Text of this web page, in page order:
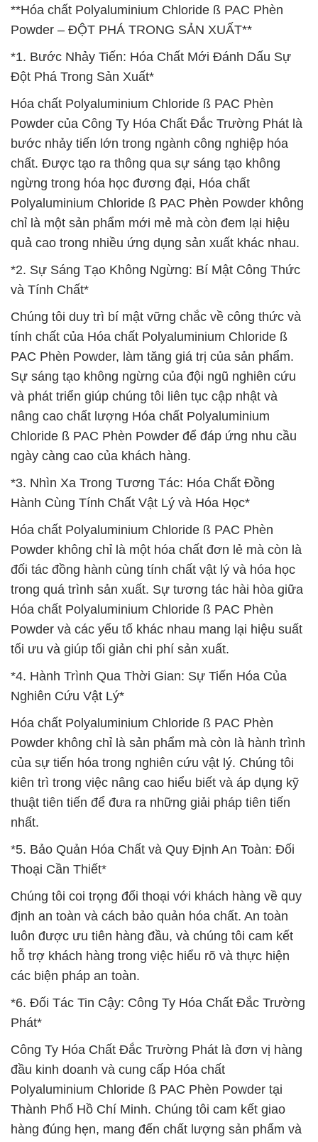
**Hóa chất Polyaluminium Chloride ß PAC Phèn
Powder – ĐỘT PHÁ TRONG SẢN XUẤT**
*1. Bước Nhảy Tiến: Hóa Chất Mới Đánh Dấu Sự
Đột Phá Trong Sản Xuất*
Hóa chất Polyaluminium Chloride ß PAC Phèn
Powder của Công Ty Hóa Chất Đắc Trường Phát là
bước nhảy tiến lớn trong ngành công nghiệp hóa
chất. Được tạo ra thông qua sự sáng tạo không
ngừng trong hóa học đương đại, Hóa chất
Polyaluminium Chloride ß PAC Phèn Powder không
chỉ là một sản phẩm mới mẻ mà còn đem lại hiệu
quả cao trong nhiều ứng dụng sản xuất khác nhau.
*2. Sự Sáng Tạo Không Ngừng: Bí Mật Công Thức
và Tính Chất*
Chúng tôi duy trì bí mật vững chắc về công thức và
tính chất của Hóa chất Polyaluminium Chloride ß
PAC Phèn Powder, làm tăng giá trị của sản phẩm.
Sự sáng tạo không ngừng của đội ngũ nghiên cứu
và phát triển giúp chúng tôi liên tục cập nhật và
nâng cao chất lượng Hóa chất Polyaluminium
Chloride ß PAC Phèn Powder để đáp ứng nhu cầu
ngày càng cao của khách hàng.
*3. Nhìn Xa Trong Tương Tác: Hóa Chất Đồng
Hành Cùng Tính Chất Vật Lý và Hóa Học*
Hóa chất Polyaluminium Chloride ß PAC Phèn
Powder không chỉ là một hóa chất đơn lẻ mà còn là
đối tác đồng hành cùng tính chất vật lý và hóa học
trong quá trình sản xuất. Sự tương tác hài hòa giữa
Hóa chất Polyaluminium Chloride ß PAC Phèn
Powder và các yếu tố khác nhau mang lại hiệu suất
tối ưu và giúp tối giản chi phí sản xuất.
*4. Hành Trình Qua Thời Gian: Sự Tiến Hóa Của
Nghiên Cứu Vật Lý*
Hóa chất Polyaluminium Chloride ß PAC Phèn
Powder không chỉ là sản phẩm mà còn là hành trình
của sự tiến hóa trong nghiên cứu vật lý. Chúng tôi
kiên trì trong việc nâng cao hiểu biết và áp dụng kỹ
thuật tiên tiến để đưa ra những giải pháp tiên tiến
nhất.
*5. Bảo Quản Hóa Chất và Quy Định An Toàn: Đối
Thoại Cần Thiết*
Chúng tôi coi trọng đối thoại với khách hàng về quy
định an toàn và cách bảo quản hóa chất. An toàn
luôn được ưu tiên hàng đầu, và chúng tôi cam kết
hỗ trợ khách hàng trong việc hiểu rõ và thực hiện
các biện pháp an toàn.
*6. Đối Tác Tin Cậy: Công Ty Hóa Chất Đắc Trường
Phát*
Công Ty Hóa Chất Đắc Trường Phát là đơn vị hàng
đầu kinh doanh và cung cấp Hóa chất
Polyaluminium Chloride ß PAC Phèn Powder tại
Thành Phố Hồ Chí Minh. Chúng tôi cam kết giao
hàng đúng hẹn, mang đến chất lượng sản phẩm và